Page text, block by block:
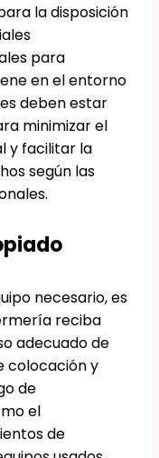
la disposición
para
en el entorno
deben estar
minimizar el
y facilitar la
según las
necesario, es
reciba
adecuado de
colocación y
de
el
de